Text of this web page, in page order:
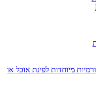
מיוחדות לפינת אוכל או